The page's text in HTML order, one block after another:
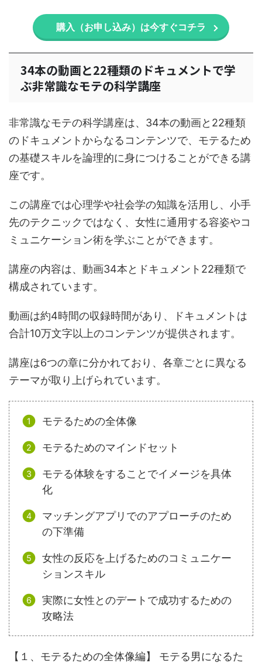
購入（お申し込み）は今すぐコチラ
34本の動画と22種類のドキュメントで学
ぶ非常識なモテの科学講座
非常識なモテの科学講座は、34本の動画と22種類
のドキュメントからなるコンテンツで、モテるため
の基礎スキルを論理的に身につけることができる講
座です。
この講座では心理学や社会学の知識を活用し、小手
先のテクニックではなく、女性に通用する容姿やコ
ミュニケーション術を学ぶことができます。
講座の内容は、動画34本とドキュメント22種類で
構成されています。
動画は約4時間の収録時間があり、ドキュメントは
合計10万文字以上のコンテンツが提供されます。
講座は6つの章に分かれており、各章ごとに異なる
テーマが取り上げられています。
モテるための全体像
モテるためのマインドセット
モテる体験をすることでイメージを具体
化
マッチングアプリでのアプローチのため
の下準備
女性の反応を上げるためのコミュニケー
ションスキル
実際に女性とのデートで成功するための
攻略法
【１、モテるための全体像編】 モテる男になるた